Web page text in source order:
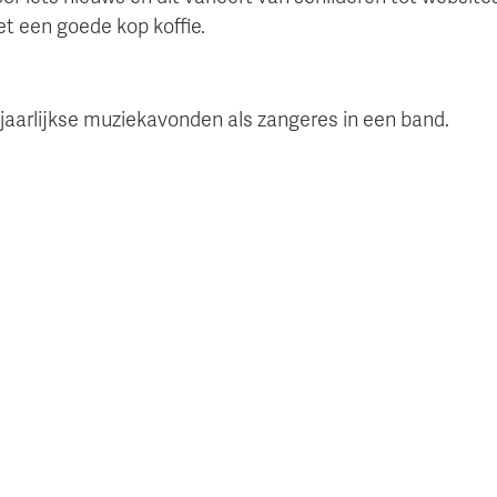
een goede kop koffie.
muziekavonden als zangeres in een band.